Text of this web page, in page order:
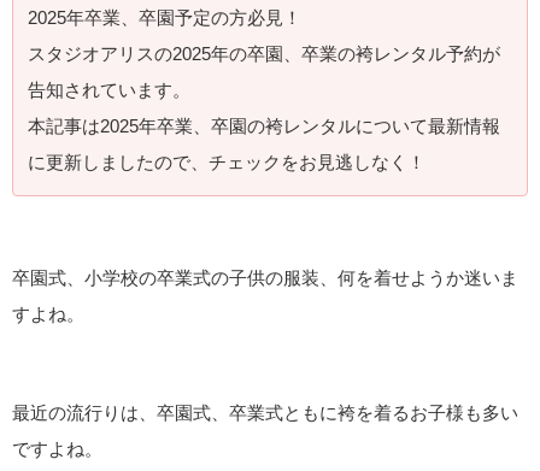
2025年卒業、卒園予定の方必見！
スタジオアリスの2025年の卒園、卒業の袴レンタル予約が
告知されています。
本記事は2025年卒業、卒園の袴レンタルについて最新情報
に更新しましたので、チェックをお見逃しなく！
卒園式、小学校の卒業式の子供の服装、何を着せようか迷いま
すよね。
最近の流行りは、卒園式、卒業式ともに袴を着るお子様も多い
ですよね。